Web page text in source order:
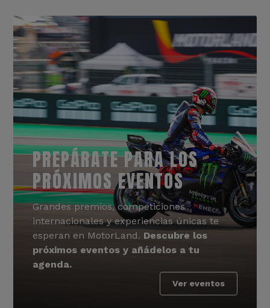
PREPÁRATE PARA LOS
PRÓXIMOS EVENTOS
Grandes premios, competiciones
internacionales y experiencias únicas te
esperan en MotorLand. Descubre los
próximos eventos y añádelos a tu
agenda.
Ver eventos